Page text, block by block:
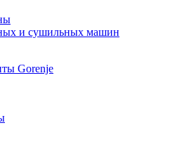
и сушильных машин
Gorenje